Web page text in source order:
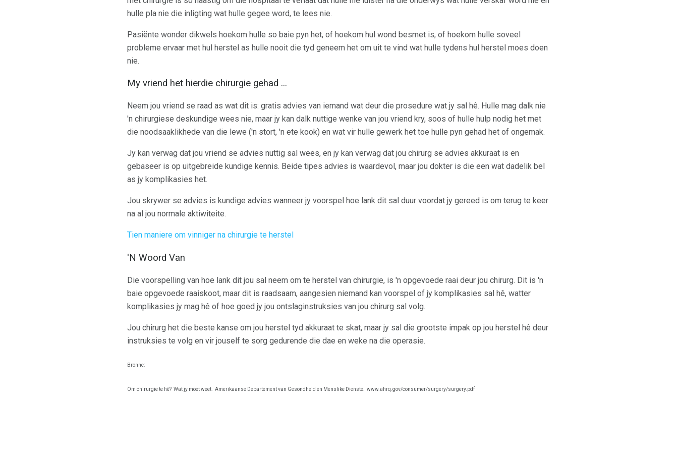
hulle pla nie die inligting wat hulle gegee word, te lees nie.
Pasiënte wonder dikwels hoekom hulle so baie pyn het, of hoekom hul wond besmet is, of hoekom hulle soveel
probleme ervaar met hul herstel as hulle nooit die tyd geneem het om uit te vind wat hulle tydens hul herstel moes doen
nie.
My vriend het hierdie chirurgie gehad ...
Neem jou vriend se raad as wat dit is: gratis advies van iemand wat deur die prosedure wat jy sal hê. Hulle mag dalk nie
'n chirurgiese deskundige wees nie, maar jy kan dalk nuttige wenke van jou vriend kry, soos of hulle hulp nodig het met
die noodsaaklikhede van die lewe ('n stort, 'n ete kook) en wat vir hulle gewerk het toe hulle pyn gehad het of ongemak.
Jy kan verwag dat jou vriend se advies nuttig sal wees, en jy kan verwag dat jou chirurg se advies akkuraat is en
gebaseer is op uitgebreide kundige kennis. Beide tipes advies is waardevol, maar jou dokter is die een wat dadelik bel
as jy komplikasies het.
Jou skrywer se advies is kundige advies wanneer jy voorspel hoe lank dit sal duur voordat jy gereed is om terug te keer
na al jou normale aktiwiteite.
Tien maniere om vinniger na chirurgie te herstel
'N Woord Van
Die voorspelling van hoe lank dit jou sal neem om te herstel van chirurgie, is 'n opgevoede raai deur jou chirurg. Dit is 'n
baie opgevoede raaiskoot, maar dit is raadsaam, aangesien niemand kan voorspel of jy komplikasies sal hê, watter
komplikasies jy mag hê of hoe goed jy jou ontslaginstruksies van jou chirurg sal volg.
Jou chirurg het die beste kanse om jou herstel tyd akkuraat te skat, maar jy sal die grootste impak op jou herstel hê deur
instruksies te volg en vir jouself te sorg gedurende die dae en weke na die operasie.
Bronne:
Om chirurgie te hê? Wat jy moet weet. Amerikaanse Departement van Gesondheid en Menslike Dienste. www.ahrq.gov/consumer/surgery/surgery.pdf